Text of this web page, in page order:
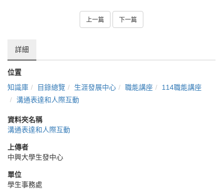
上一篇 下一篇
詳細
位置
知識庫
目錄總覽 生涯發展中心 職能講座
114職能講座
溝通表達和人際互動
資料夾名稱
溝通表達和人際互動
上傳者
中興大學生發中心
單位
學生事務處